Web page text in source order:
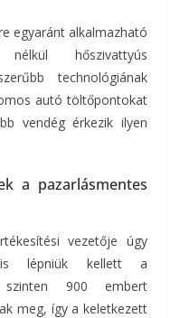
egyaránt alkalmazható
nélkül hőszivattyús
technológiának
autó töltőpontokat
vendég érkezik ilyen
a pazarlásmentes
vezetője úgy
is lépniük kellett a
900 embert
meg, így a keletkezett